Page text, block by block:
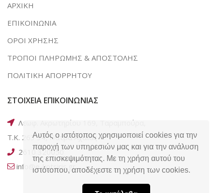
Αυτός ο ιστότοπος χρησιμοποιεί cookies για την
παροχή των υπηρεσιών μας και για την ανάλυση
της επισκεψιμότητας. Με τη χρήση αυτού του
ιστότοπου, αποδέχεστε τη χρήση των cookies.
ΑΡΧΙΚΗ
ΕΠΙΚΟΙΝΩΝΙΑ
ΟΡΟΙ ΧΡΗΣΗΣ
ΤΡΟΠΟΙ ΠΛΗΡΩΜΗΣ & ΑΠΟΣΤΟΛΗΣ
ΠΟΛΙΤΙΚΗ ΑΠΟΡΡΗΤΟΥ
ΣΤΟΙΧΕΙΑ ΕΠΙΚΟΙΝΩΝΙΑΣ
Λεωφ. Ακρωτηρίου 169, Ταραμπούρα,
Τ.Κ. 263 34, Πάτρα Αχαΐας
2610 320050
info@e-kotsiris.gr